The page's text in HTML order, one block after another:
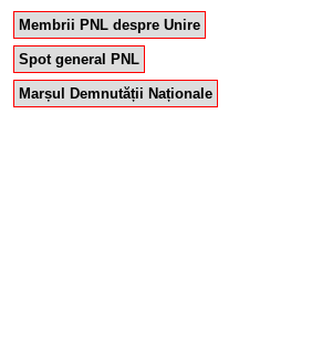
Membrii PNL despre Unire
Spot general PNL
Marșul Demnutății Naționale